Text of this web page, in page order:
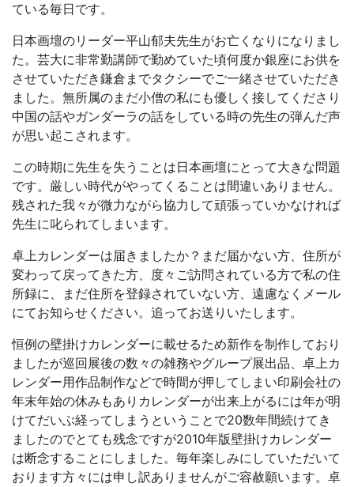
ている毎日です。
日本画壇のリーダー平山郁夫先生がお亡くなりになりまし
た。芸大に非常勤講師で勤めていた頃何度か銀座にお供を
させていただき鎌倉までタクシーでご一緒させていただき
ました。無所属のまだ小僧の私にも優しく接してくださり
中国の話やガンダーラの話をしている時の先生の弾んだ声
が思い起こされます。
この時期に先生を失うことは日本画壇にとって大きな問題
です。厳しい時代がやってくることは間違いありません。
残された我々が微力ながら協力して頑張っていかなければ
先生に叱られてしまいます。
卓上カレンダーは届きましたか？まだ届かない方、住所が
変わって戻ってきた方、度々ご訪問されている方で私の住
所録に、まだ住所を登録されていない方、遠慮なくメール
にてお知らせください。追ってお送りいたします。
恒例の壁掛けカレンダーに載せるため新作を制作しており
ましたが巡回展後の数々の雑務やグループ展出品、卓上カ
レンダー用作品制作などで時間が押してしまい印刷会社の
年末年始の休みもありカレンダーが出来上がるには年が明
けてだいぶ経ってしまうということで20数年間続けてき
ましたのでとても残念ですが2010年版壁掛けカレンダー
は断念することにしました。毎年楽しみにしていただいて
おります方々には申し訳ありませんがご容赦願います。卓